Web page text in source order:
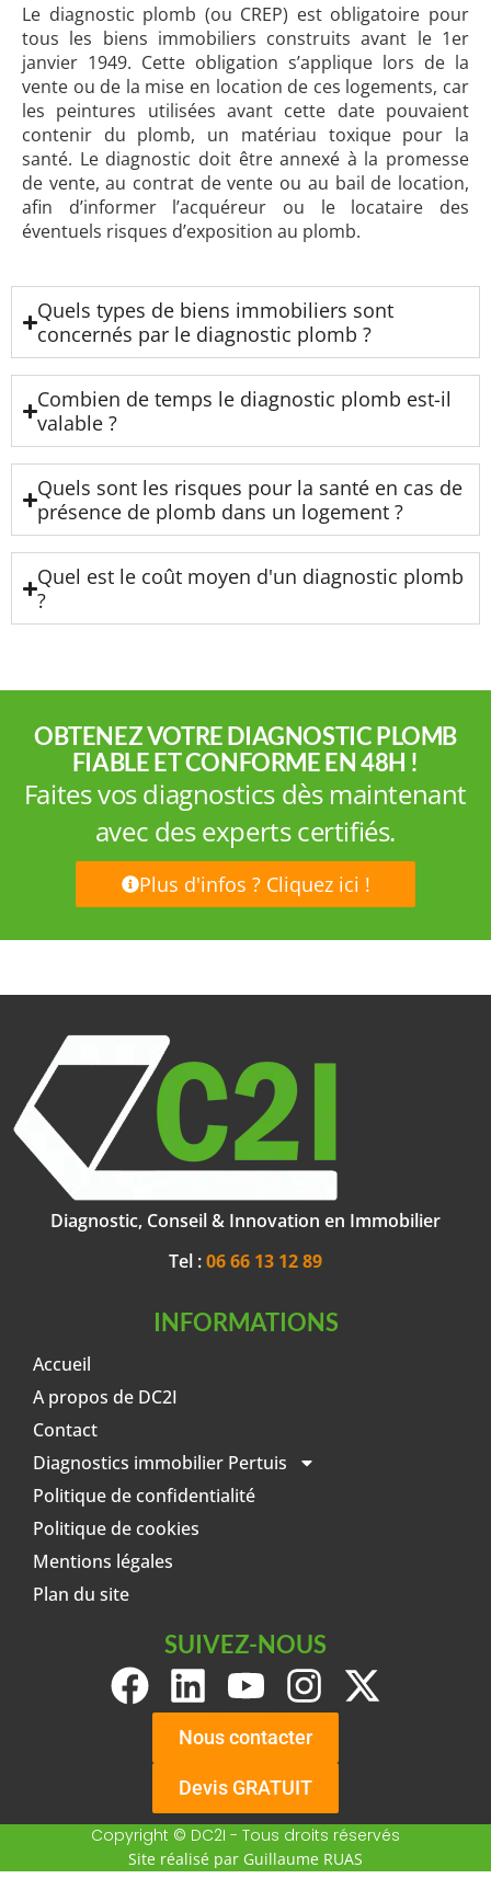
Le diagnostic plomb (ou CREP) est obligatoire pour
tous les biens immobiliers construits avant le 1er
janvier 1949. Cette obligation s’applique lors de la
vente ou de la mise en location de ces logements, car
les peintures utilisées avant cette date pouvaient
contenir du plomb, un matériau toxique pour la
santé. Le diagnostic doit être annexé à la promesse
de vente, au contrat de vente ou au bail de location,
afin d’informer l’acquéreur ou le locataire des
éventuels risques d’exposition au plomb.
Quels types de biens immobiliers sont
concernés par le diagnostic plomb ?
Combien de temps le diagnostic plomb est-il
valable ?
Quels sont les risques pour la santé en cas de
présence de plomb dans un logement ?
Quel est le coût moyen d'un diagnostic plomb
?
OBTENEZ VOTRE DIAGNOSTIC PLOMB
FIABLE ET CONFORME EN 48H !
Faites vos diagnostics dès maintenant
avec des experts certifiés.
Plus d'infos ? Cliquez ici !
Diagnostic, Conseil & Innovation en Immobilier
Tel :06 66 13 12 89
INFORMATIONS
Accueil
A propos de DC2I
Contact
Diagnostics immobilier Pertuis
Politique de confidentialité
Politique de cookies
Mentions légales
Plan du site
SUIVEZ-NOUS
Nous contacter
Devis GRATUIT
Copyright © DC2I - Tous droits réservés
Site réalisé par Guillaume RUAS